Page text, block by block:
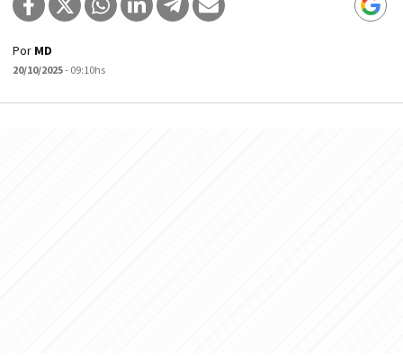
Por MD
20/10/2025- 09:10hs